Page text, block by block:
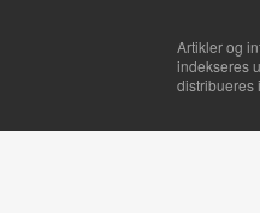
Artikler og
indekseres
distribueres